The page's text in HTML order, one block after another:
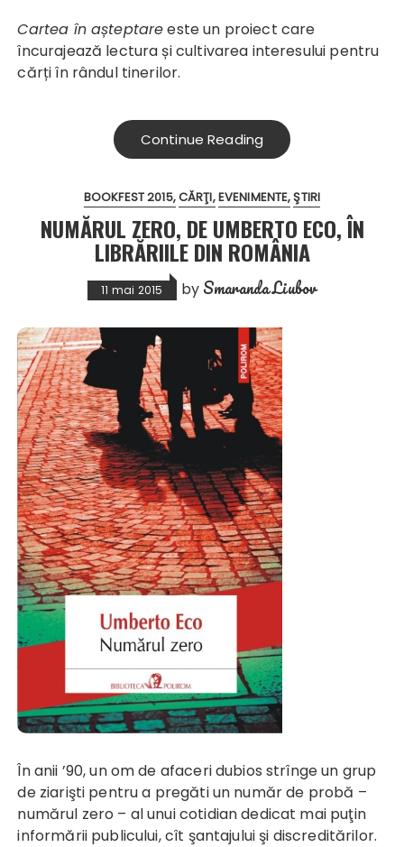
Cartea în așteptareeste un proiect care
încurajează lectura și cultivarea interesului pentru
cărți în rândul tinerilor.
Continue Reading
BOOKFEST 2015 CĂRŢI EVENIMENTE ŞTIRI
NUMĂRUL ZERO, DE UMBERTO ECO, ÎN
LIBRĂRIILE DIN ROMÂNIA
11 mai 2015 by Smaranda Liubov
În anii ’90, un om de afaceri dubios strînge un grup
de ziarişti pentru a pregăti un număr de probă –
numărul zero – al unui cotidian dedicat mai puţin
informării publicului, cît şantajului şi discreditărilor.